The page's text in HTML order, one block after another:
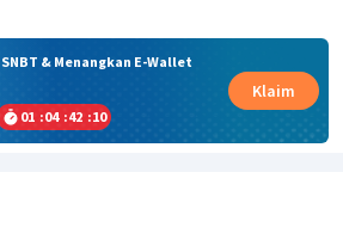
& Menangkan E-Wallet
01 :04 :42 :10
Klaim